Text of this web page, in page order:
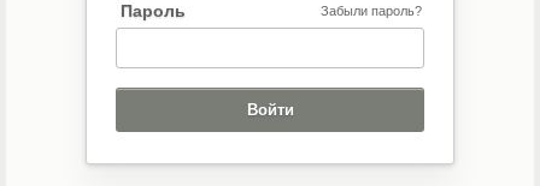
Пароль Забыли пароль?